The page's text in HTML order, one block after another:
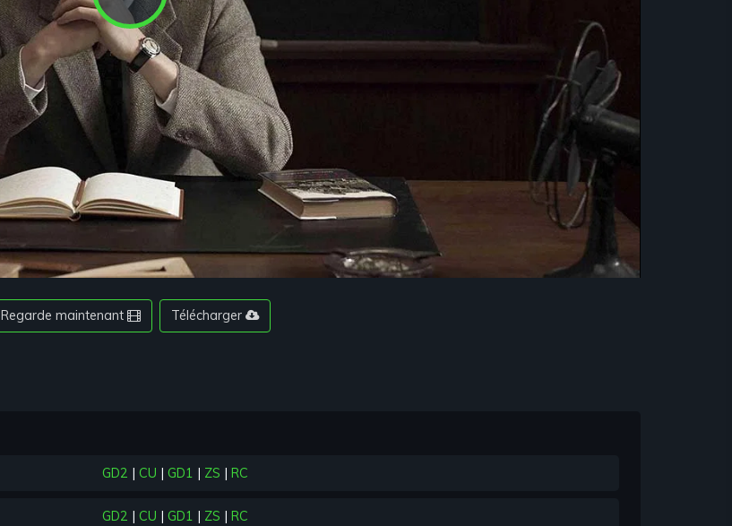
Play
Video
Regarde maintenant Télécharger
GD2 | CU | GD1 | ZS | RC
GD2 | CU | GD1 | ZS | RC